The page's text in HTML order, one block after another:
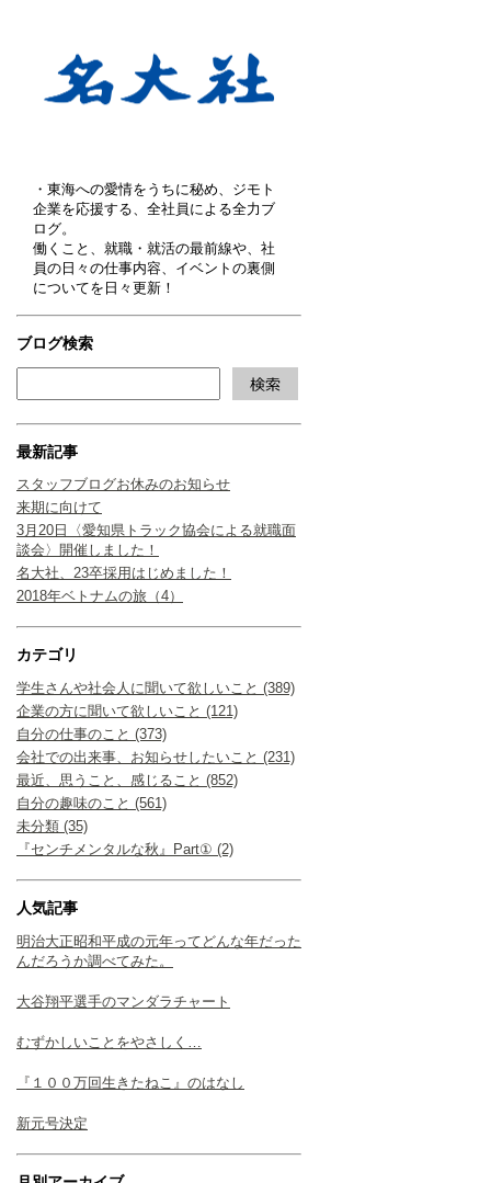
・東海への愛情をうちに秘め、ジモト
企業を応援する、全社員による全力ブ
ログ。
働くこと、就職・就活の最前線や、社
員の日々の仕事内容、イベントの裏側
についてを日々更新！
ブログ検索
最新記事
スタッフブログお休みのお知らせ
来期に向けて
3月20日〈愛知県トラック協会による就職面
談会〉開催しました！
名大社、23卒採用はじめました！
2018年ベトナムの旅（4）
カテゴリ
学生さんや社会人に聞いて欲しいこと (389)
企業の方に聞いて欲しいこと (121)
自分の仕事のこと (373)
会社での出来事、お知らせしたいこと (231)
最近、思うこと、感じること (852)
自分の趣味のこと (561)
未分類 (35)
『センチメンタルな秋』Part① (2)
人気記事
明治大正昭和平成の元年ってどんな年だった
んだろうか調べてみた。
大谷翔平選手のマンダラチャート
むずかしいことをやさしく…
『１００万回生きたねこ』のはなし
新元号決定